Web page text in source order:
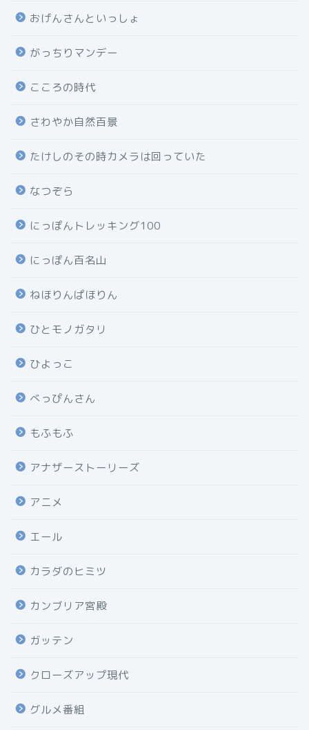
おげんさんといっしょ
がっちりマンデー
こころの時代
さわやか自然百景
たけしのその時カメラは回っていた
なつぞら
にっぽんトレッキング100
にっぽん百名山
ねほりんぱほりん
ひとモノガタリ
ひよっこ
べっぴんさん
もふもふ
アナザーストーリーズ
アニメ
エール
カラダのヒミツ
カンブリア宮殿
ガッテン
クローズアップ現代
グルメ番組